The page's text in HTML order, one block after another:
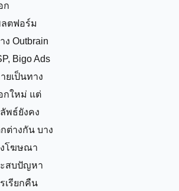
ก
ตฟอร์ม
ง Outbrain
Bigo Ads
ยเป็นทาง
กใหม่ แต่
พธ์ยังคง
ต่างกัน บาง
โฆษณา
สบปัญหา
เรียกคืน